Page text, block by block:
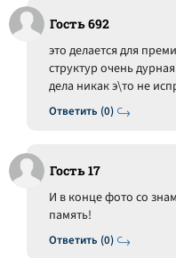
Гость 692
Ответить (0)
это делается для
структур очень
дела никак э\то не
Гость 17
Ответить (0)
И в конце фото со
память!